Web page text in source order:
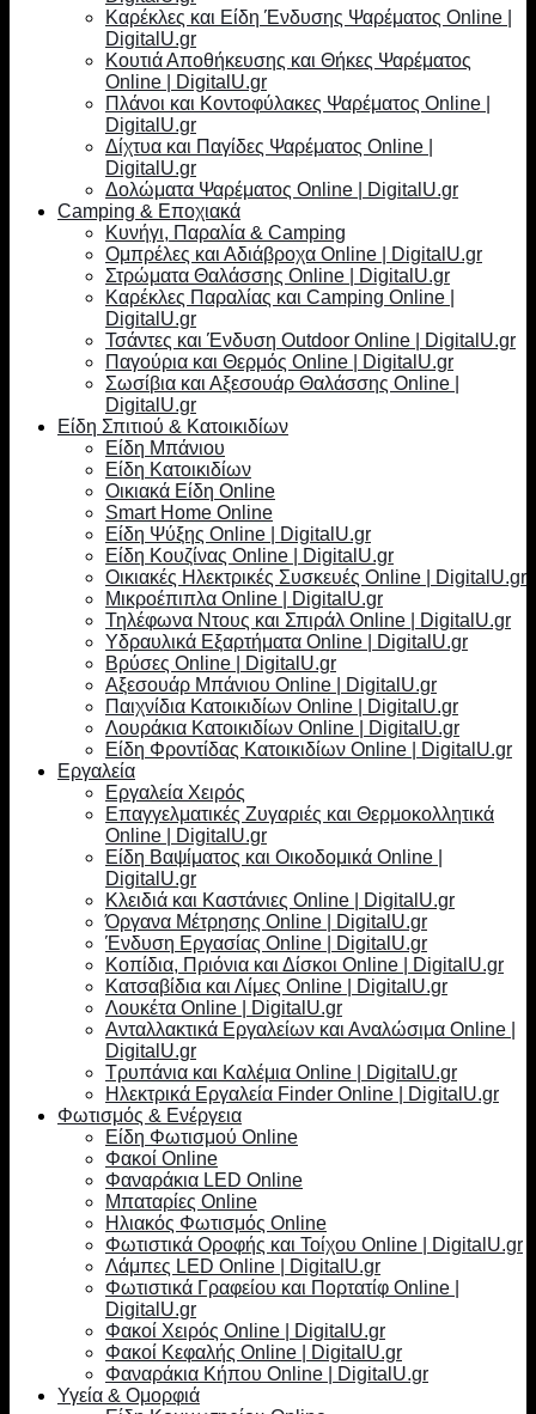
Καρέκλες και Είδη Ένδυσης Ψαρέματος Online |
DigitalU.gr
Κουτιά Αποθήκευσης και Θήκες Ψαρέματος
Online | DigitalU.gr
Πλάνοι και Κοντοφύλακες Ψαρέματος Online |
DigitalU.gr
Δίχτυα και Παγίδες Ψαρέματος Online |
DigitalU.gr
Δολώματα Ψαρέματος Online | DigitalU.gr
Camping & Εποχιακά
Κυνήγι, Παραλία & Camping
Ομπρέλες και Αδιάβροχα Online | DigitalU.gr
Στρώματα Θαλάσσης Online | DigitalU.gr
Καρέκλες Παραλίας και Camping Online |
DigitalU.gr
Τσάντες και Ένδυση Outdoor Online | DigitalU.gr
Παγούρια και Θερμός Online | DigitalU.gr
Σωσίβια και Αξεσουάρ Θαλάσσης Online |
DigitalU.gr
Είδη Σπιτιού & Κατοικιδίων
Είδη Μπάνιου
Είδη Κατοικιδίων
Οικιακά Είδη Online
Smart Home Online
Είδη Ψύξης Online | DigitalU.gr
Είδη Κουζίνας Online | DigitalU.gr
Οικιακές Ηλεκτρικές Συσκευές Online | DigitalU.gr
Μικροέπιπλα Online | DigitalU.gr
Τηλέφωνα Ντους και Σπιράλ Online | DigitalU.gr
Υδραυλικά Εξαρτήματα Online | DigitalU.gr
Βρύσες Online | DigitalU.gr
Αξεσουάρ Μπάνιου Online | DigitalU.gr
Παιχνίδια Κατοικιδίων Online | DigitalU.gr
Λουράκια Κατοικιδίων Online | DigitalU.gr
Είδη Φροντίδας Κατοικιδίων Online | DigitalU.gr
Εργαλεία
Εργαλεία Χειρός
Επαγγελματικές Ζυγαριές και Θερμοκολλητικά
Online | DigitalU.gr
Είδη Βαψίματος και Οικοδομικά Online |
DigitalU.gr
Κλειδιά και Καστάνιες Online | DigitalU.gr
Όργανα Μέτρησης Online | DigitalU.gr
Ένδυση Εργασίας Online | DigitalU.gr
Κοπίδια, Πριόνια και Δίσκοι Online | DigitalU.gr
Κατσαβίδια και Λίμες Online | DigitalU.gr
Λουκέτα Online | DigitalU.gr
Ανταλλακτικά Εργαλείων και Αναλώσιμα Online |
DigitalU.gr
Τρυπάνια και Καλέμια Online | DigitalU.gr
Ηλεκτρικά Εργαλεία Finder Online | DigitalU.gr
Φωτισμός & Ενέργεια
Είδη Φωτισμού Online
Φακοί Online
Φαναράκια LED Online
Μπαταρίες Online
Ηλιακός Φωτισμός Online
Φωτιστικά Οροφής και Τοίχου Online | DigitalU.gr
Λάμπες LED Online | DigitalU.gr
Φωτιστικά Γραφείου και Πορτατίφ Online |
DigitalU.gr
Φακοί Χειρός Online | DigitalU.gr
Φακοί Κεφαλής Online | DigitalU.gr
Φαναράκια Κήπου Online | DigitalU.gr
Υγεία & Ομορφιά